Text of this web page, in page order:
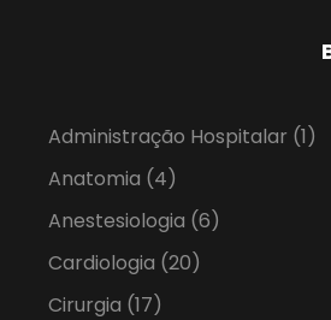
Administração Hospitalar (1)
Anatomia (4)
Anestesiologia (6)
Cardiologia (20)
Cirurgia (17)